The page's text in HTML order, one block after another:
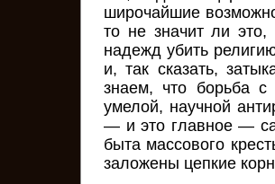
широчайшие
то не значит ли
надежд убить
и, так сказать,
знаем, что борьба с
умелой, научной
— и это главное —
быта массового
заложены цепкие